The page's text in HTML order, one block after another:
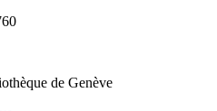
de Genève